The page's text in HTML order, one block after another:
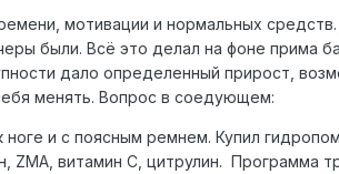
мотивации и нормальных
были. Всё это делал на фоне прима
дало определенный прирост,
менять. Вопрос в соедующем:
и с поясным ремнем. Купил
ZMA, витамин C, цитрулин. Программа